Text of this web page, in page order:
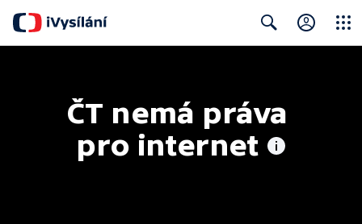
ČT nemá práva
pro internet